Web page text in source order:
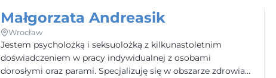
Małgorzata Andreasik
Wrocław
Jestem psycholożką i seksuolożką z kilkunastoletnim
doświadczeniem w pracy indywidualnej z osobami
dorosłymi oraz parami. Specjalizuję się w obszarze zdrowia